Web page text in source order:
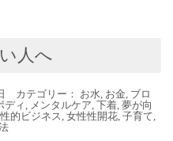
人へ
カテゴリー： お水, お金, ブロ
ディ , メンタルケア, 下着, 夢が向
的ビジネス, 女性性開花, 子育て,